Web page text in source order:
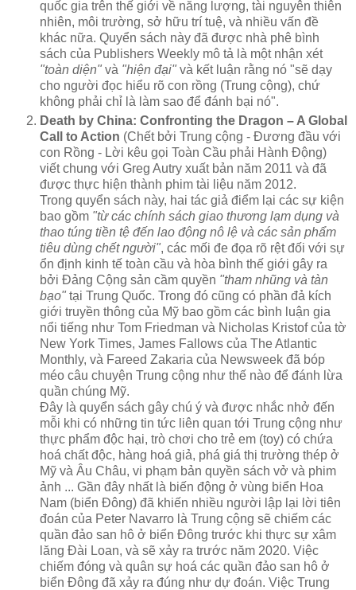
quốc gia trên thế giới về năng lượng, tài nguyên thiên
nhiên, môi trường, sở hữu trí tuệ, và nhiều vấn đề
khác nữa. Quyển sách này đã được nhà phê bình
sách của Publishers Weekly mô tả là một nhận xét
"toàn diện" và "hiện đại" và kết luận rằng nó "sẽ dạy
cho người đọc hiểu rõ con rồng (Trung cộng), chứ
không phải chỉ là làm sao để đánh bại nó".
Death by China: Confronting the Dragon – A Global
Call to Action (Chết bởi Trung cộng - Ðương đầu với
con Rồng - Lời kêu gọi Toàn Cầu phải Hành Ðộng)
viết chung với Greg Autry xuất bản năm 2011 và đã
được thực hiện thành phim tài liệu năm 2012.
Trong quyển sách này, hai tác giả điểm lại các sự kiện
bao gồm "từ các chính sách giao thương lạm dụng và
thao túng tiền tệ đến lao động nô lệ và các sản phẩm
tiêu dùng chết người", các mối đe đọa rõ rệt đối với sự
ổn định kinh tế toàn cầu và hòa bình thế giới gây ra
bởi Đảng Cộng sản cầm quyền "tham nhũng và tàn
bạo" tại Trung Quốc. Trong đó cũng có phần đả kích
giới truyền thông của Mỹ bao gồm các bình luận gia
nổi tiếng như Tom Friedman và Nicholas Kristof của tờ
New York Times, James Fallows của The Atlantic
Monthly, và Fareed Zakaria của Newsweek đã bóp
méo câu chuyện Trung cộng như thế nào để đánh lừa
quần chúng Mỹ.
Đây là quyển sách gây chú ý và được nhắc nhở đến
mỗi khi có những tin tức liên quan tới Trung cộng như
thực phẩm độc hại, trò chơi cho trẻ em (toy) có chứa
hoá chất độc, hàng hoá giả, phá giá thị trường thép ở
Mỹ và Âu Châu, vi phạm bản quyền sách vở và phim
ảnh ... Gần đây nhất là biến động ở vùng biển Hoa
Nam (biển Đông) đã khiến nhiều người lập lại lời tiên
đoán của Peter Navarro là Trung cộng sẽ chiếm các
quần đảo san hô ở biển Đông trước khi thực sự xâm
lăng Đài Loan, và sẽ xảy ra trước năm 2020. Việc
chiếm đóng và quân sự hoá các quần đảo san hô ở
biển Đông đã xảy ra đúng như dự đoán. Việc Trung